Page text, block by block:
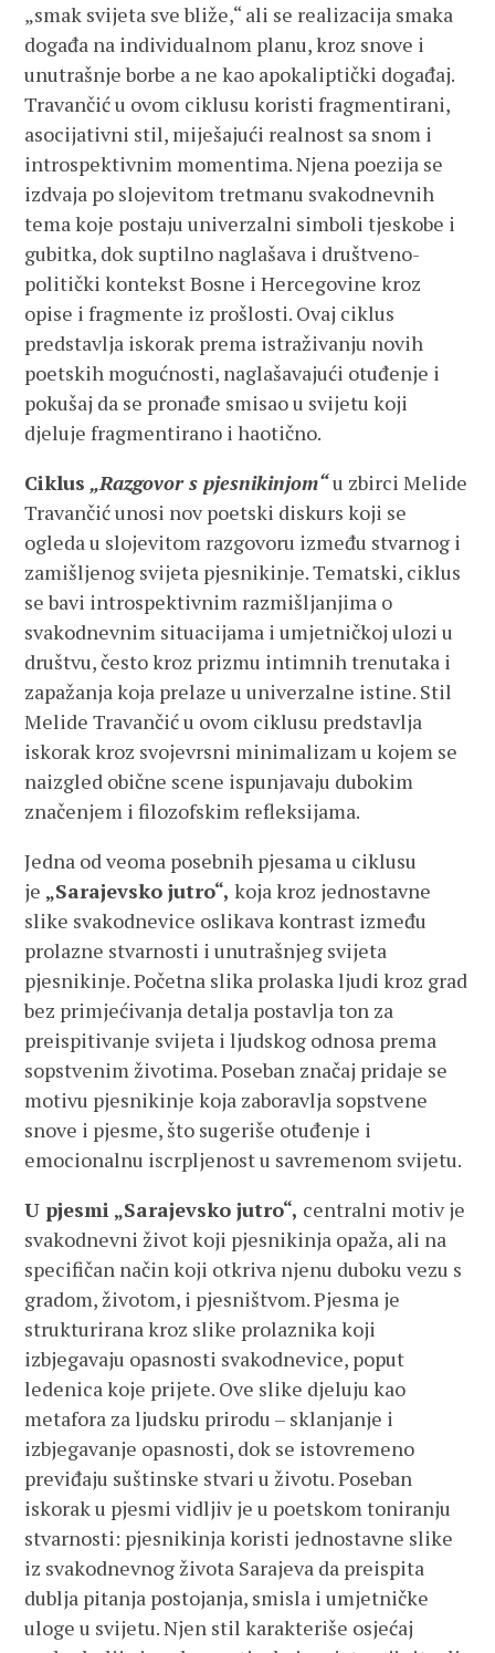
„smak svijeta sve bliže,“ ali se realizacija smaka
događa na individualnom planu, kroz snove i
unutrašnje borbe a ne kao apokaliptički događaj.
Travančić u ovom ciklusu koristi fragmentirani,
asocijativni stil, miješajući realnost sa snom i
introspektivnim momentima. Njena poezija se
izdvaja po slojevitom tretmanu svakodnevnih
tema koje postaju univerzalni simboli tjeskobe i
gubitka, dok suptilno naglašava i društveno-
politički kontekst Bosne i Hercegovine kroz
opise i fragmente iz prošlosti. Ovaj ciklus
predstavlja iskorak prema istraživanju novih
poetskih mogućnosti, naglašavajući otuđenje i
pokušaj da se pronađe smisao u svijetu koji
djeluje fragmentirano i haotično.
Ciklus „Razgovor s pjesnikinjom“u zbirci Melide
Travančić unosi nov poetski diskurs koji se
ogleda u slojevitom razgovoru između stvarnog i
zamišljenog svijeta pjesnikinje. Tematski, ciklus
se bavi introspektivnim razmišljanjima o
svakodnevnim situacijama i umjetničkoj ulozi u
društvu, često kroz prizmu intimnih trenutaka i
zapažanja koja prelaze u univerzalne istine. Stil
Melide Travančić u ovom ciklusu predstavlja
iskorak kroz svojevrsni minimalizam u kojem se
naizgled obične scene ispunjavaju dubokim
značenjem i filozofskim refleksijama.
Jedna od veoma posebnih pjesama u ciklusu
je „Sarajevsko jutro“, koja kroz jednostavne
slike svakodnevice oslikava kontrast između
prolazne stvarnosti i unutrašnjeg svijeta
pjesnikinje. Početna slika prolaska ljudi kroz grad
bez primjećivanja detalja postavlja ton za
preispitivanje svijeta i ljudskog odnosa prema
sopstvenim životima. Poseban značaj pridaje se
motivu pjesnikinje koja zaboravlja sopstvene
snove i pjesme, što sugeriše otuđenje i
emocionalnu iscrpljenost u savremenom svijetu.
U pjesmi „Sarajevsko jutro“, centralni motiv je
svakodnevni život koji pjesnikinja opaža, ali na
specifičan način koji otkriva njenu duboku vezu s
gradom, životom, i pjesništvom. Pjesma je
strukturirana kroz slike prolaznika koji
izbjegavaju opasnosti svakodnevice, poput
ledenica koje prijete. Ove slike djeluju kao
metafora za ljudsku prirodu – sklanjanje i
izbjegavanje opasnosti, dok se istovremeno
previđaju suštinske stvari u životu. Poseban
iskorak u pjesmi vidljiv je u poetskom toniranju
stvarnosti: pjesnikinja koristi jednostavne slike
iz svakodnevnog života Sarajeva da preispita
dublja pitanja postojanja, smisla i umjetničke
uloge u svijetu. Njen stil karakteriše osjećaj